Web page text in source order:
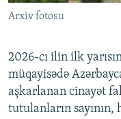
Arxiv fotosu
2026-cı ilin ilk
müqayisədə
aşkarlanan cinayət
tutulanların